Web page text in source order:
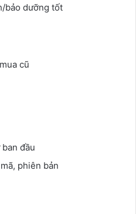
bảo dưỡng tốt
cũ
đầu
phiên bản